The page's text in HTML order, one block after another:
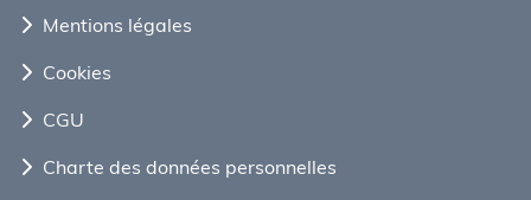
Mentions légales
Cookies
CGU
Charte des données personnelles